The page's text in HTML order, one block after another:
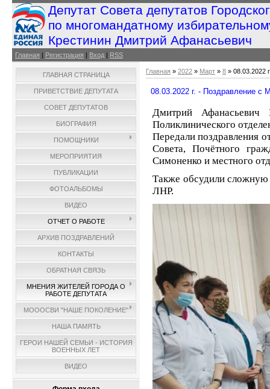
Депутат Совета депутатов
по многомандатному
Крестинин Дмитрий Афанасьевич
Главная | Регистрация | Вход | RSS
ГЛАВНАЯ СТРАНИЦА
ПРИВЕТСТВИЕ ДЕПУТАТА
СОВЕТ ДЕПУТАТОВ
БИОГРАФИЯ
ПОМОЩНИКИ
МЕРОПРИЯТИЯ
ПУБЛИКАЦИИ
ФОТОАЛЬБОМЫ
ВИДЕО
ОТЧЕТ О РАБОТЕ
АРХИВ ПОЗДРАВЛЕНИЙ
КОНТАКТЫ
ОБРАТНАЯ СВЯЗЬ
МНЕНИЯ ЖИТЕЛЕЙ ГОРОДА О
РАБОТЕ ДЕПУТАТА
МОООСВИ "НАШЕ ПОКОЛЕНИЕ"
НАША ПАМЯТЬ
ГЕРОИ НАШЕЙ СЕМЬИ - ИСТОРИЯ
ВОЕННЫХ ЛЕТ
ВИДЕО
Главная » 2022 » Март » 8 » 08.03.2022
08.03.2022 г. - Поздравление
Дмитрий
Поликлинического
Передали поздравления
Совета, Почётного
Симоненко и местного
Также обсудили сложную
ЛНР.